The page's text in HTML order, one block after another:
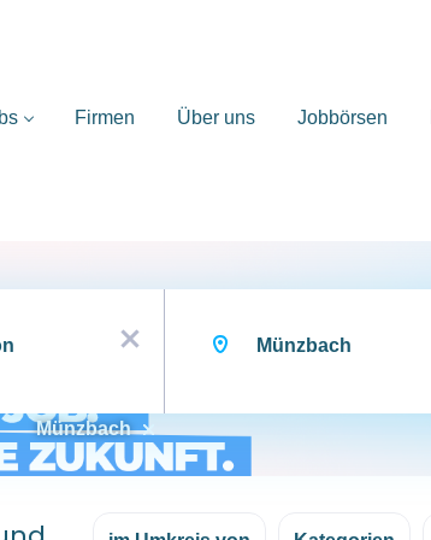
Firmen Über uns Jobbörsen
x
Münzbach